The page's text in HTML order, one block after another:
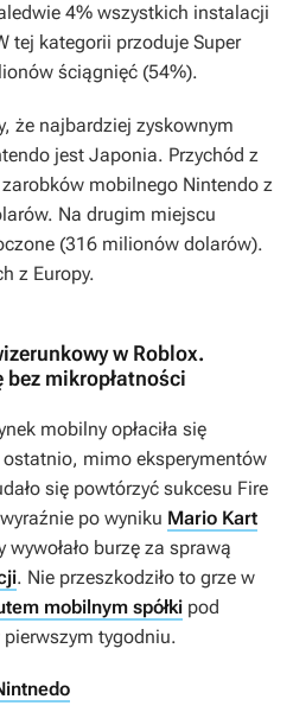
4% wszystkich instalacji
tej kategorii przoduje Super
ściągnięć (54%).
że najbardziej zyskownym
jest Japonia. Przychód z
mobilnego Nintendo z
Na drugim miejscu
(316 milionów dolarów).
z Europy.
w Roblox.
bez mikropłatności
mobilny opłaciła się
mimo eksperymentów
się powtórzyć sukcesu Fire
po wyniku Mario Kart
burzę za sprawą
. Nie przeszkodziło to grze w
mobilnym spółki pod
tygodniu.